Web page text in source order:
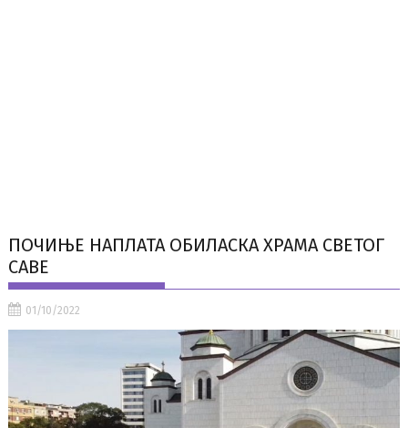
ПОЧИЊЕ НАПЛАТА ОБИЛАСКА ХРАМА СВЕТОГ
САВЕ
01/10/2022